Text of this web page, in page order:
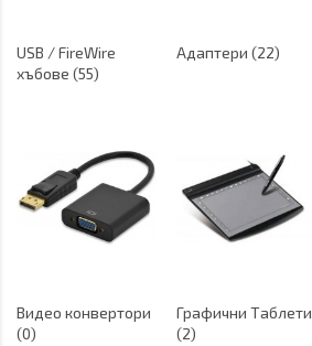
USB / FireWire
хъбове (55)
Адаптери (22)
Видео конвертори
(0)
Графични Таблети
(2)